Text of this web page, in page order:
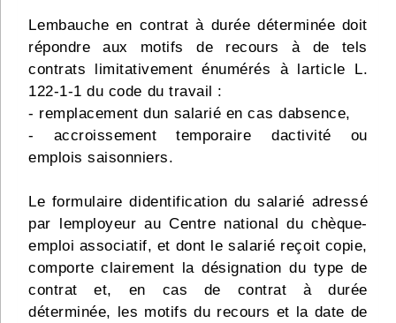
Lembauche en contrat à durée déterminée doit
répondre aux motifs de recours à de tels
contrats limitativement énumérés à larticle L.
122-1-1 du code du travail :
- remplacement dun salarié en cas dabsence,
- accroissement temporaire dactivité ou
emplois saisonniers.
Le formulaire didentification du salarié adressé
par lemployeur au Centre national du chèque-
emploi associatif, et dont le salarié reçoit copie,
comporte clairement la désignation du type de
contrat et, en cas de contrat à durée
déterminée, les motifs du recours et la date de